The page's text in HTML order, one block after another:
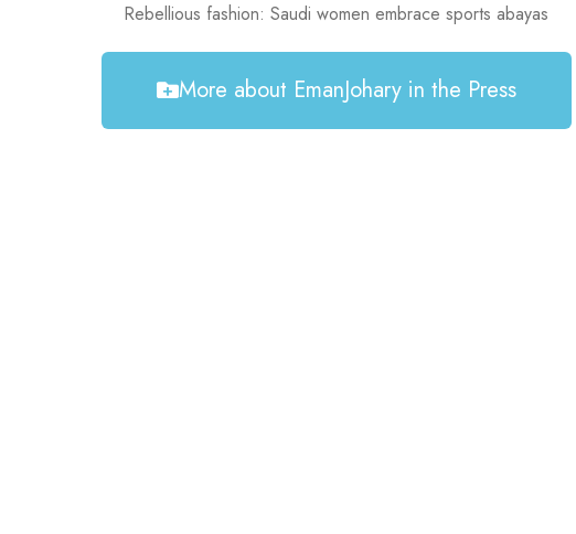
Rebellious fashion: Saudi women embrace sports abayas
More about EmanJohary in the Press